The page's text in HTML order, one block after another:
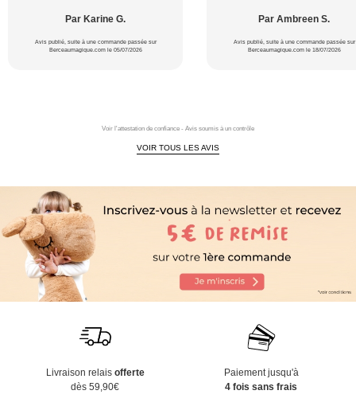
Par Karine G.
Avis publié, suite à une commande passée sur
Berceaumagique.com le 05/07/2026
Par Ambreen S.
Avis publié, suite à une commande passée sur
Berceaumagique.com le 18/07/2026
Voir l'attestation de confiance - Avis soumis à un contrôle
VOIR TOUS LES AVIS
Livraison relais offerte
dès 59,90€
Paiement jusqu'à
4 fois sans frais